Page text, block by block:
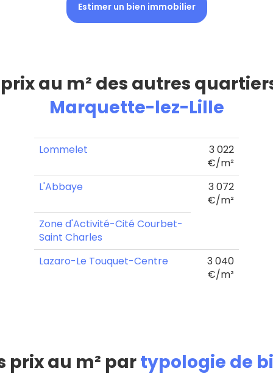
Estimer un bien immobilier
prix au m² des autres
Marquette-lez-Lille
Lommelet
3 022
€/m²
L'Abbaye
3 072
€/m²
Zone d'Activité-Cité Courbet-
Saint Charles
Lazaro-Le Touquet-Centre
3 040
€/m²
prix au m² partypologie de